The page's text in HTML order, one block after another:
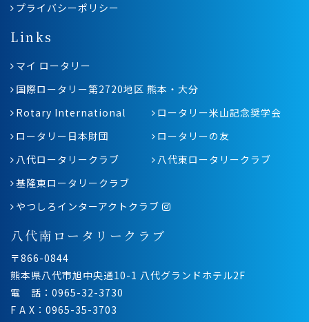
プライバシーポリシー
Links
マイ ロータリー
国際ロータリー第2720地区 熊本・大分
Rotary International
ロータリー米山記念奨学会
ロータリー日本財団
ロータリーの友
八代ロータリークラブ
八代東ロータリークラブ
基隆東ロータリークラブ
やつしろインターアクトクラブ
八代南ロータリークラブ
〒866-0844
熊本県八代市旭中央通10-1 八代グランドホテル2F
電 話：0965-32-3730
F A X：0965-35-3703